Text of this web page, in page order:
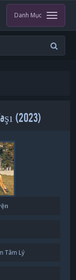
Danh Mục
(2023)
Tâm Lý